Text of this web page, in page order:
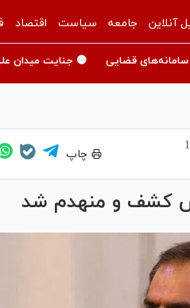
آنلاین جامعه سیاست اقتصاد
قضایی 🟡 جنایت میدان
چاپ